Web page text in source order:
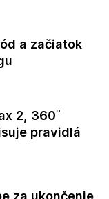
a začiatok
2, 360˚
pravidlá
za ukončenie